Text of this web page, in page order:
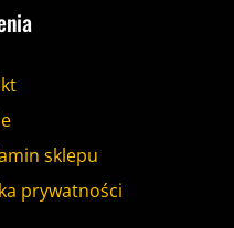
sklepu
prywatności